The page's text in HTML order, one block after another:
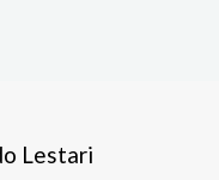
Lestari